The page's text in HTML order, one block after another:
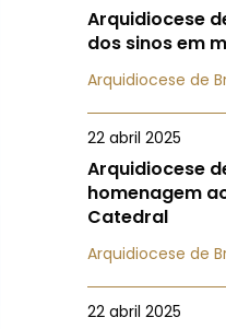
Arquidiocese
dos sinos em
Arquidiocese de
22 abril 2025
Arquidiocese
homenagem
Catedral
Arquidiocese de
22 abril 2025